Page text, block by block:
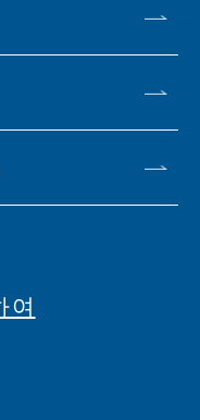
여